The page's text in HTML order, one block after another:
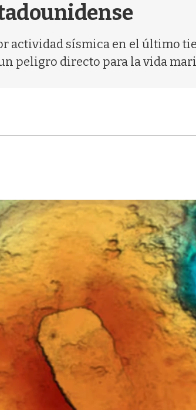
actividad sísmica en el último
peligro directo para la vida